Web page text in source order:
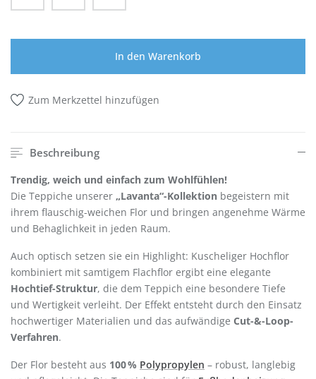
In den Warenkorb
Zum Merkzettel hinzufügen
Beschreibung
Trendig, weich und einfach zum Wohlfühlen!
Die Teppiche unserer „Lavanta“-Kollektion begeistern mit
ihrem flauschig-weichen Flor und bringen angenehme Wärme
und Behaglichkeit in jeden Raum.
Auch optisch setzen sie ein Highlight: Kuscheliger Hochflor
kombiniert mit samtigem Flachflor ergibt eine elegante
Hochtief-Struktur, die dem Teppich eine besondere Tiefe
und Wertigkeit verleiht. Der Effekt entsteht durch den Einsatz
hochwertiger Materialien und das aufwändige Cut-&-Loop-
Verfahren.
Der Flor besteht aus 100 % Polypropylen – robust, langlebig